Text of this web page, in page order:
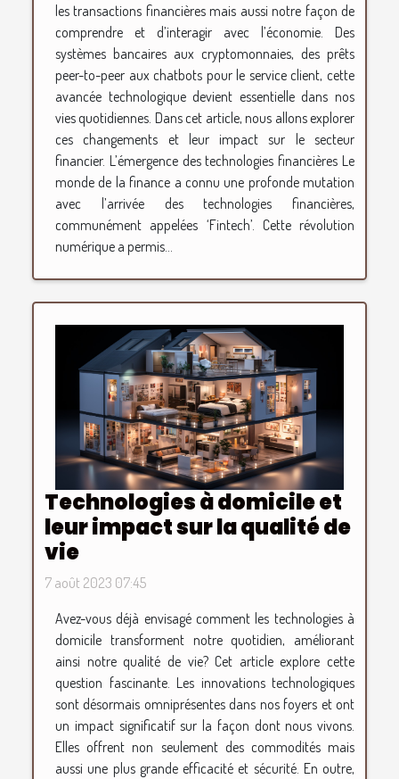
les transactions financières mais aussi notre façon de
comprendre et d’interagir avec l’économie. Des
systèmes bancaires aux cryptomonnaies, des prêts
peer-to-peer aux chatbots pour le service client, cette
avancée technologique devient essentielle dans nos
vies quotidiennes. Dans cet article, nous allons explorer
ces changements et leur impact sur le secteur
financier. L’émergence des technologies financières Le
monde de la finance a connu une profonde mutation
avec l’arrivée des technologies financières,
communément appelées ‘Fintech’. Cette révolution
numérique a permis...
Technologies à domicile et
leur impact sur la qualité de
vie
7 août 2023 07:45
Avez-vous déjà envisagé comment les technologies à
domicile transforment notre quotidien, améliorant
ainsi notre qualité de vie? Cet article explore cette
question fascinante. Les innovations technologiques
sont désormais omniprésentes dans nos foyers et ont
un impact significatif sur la façon dont nous vivons.
Elles offrent non seulement des commodités mais
aussi une plus grande efficacité et sécurité. En outre,